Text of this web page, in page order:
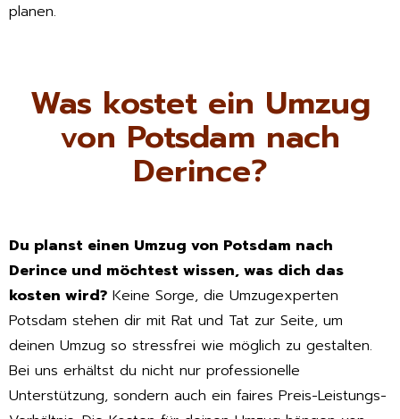
planen.
Was kostet ein Umzug
von Potsdam nach
Derince?
Du planst einen Umzug von Potsdam nach
Derince und möchtest wissen, was dich das
kosten wird? Keine Sorge, die Umzugexperten
Potsdam stehen dir mit Rat und Tat zur Seite, um
deinen Umzug so stressfrei wie möglich zu gestalten.
Bei uns erhältst du nicht nur professionelle
Unterstützung, sondern auch ein faires Preis-Leistungs-